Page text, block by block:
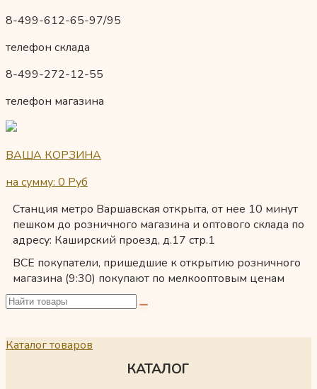
8-499-612-65-97/95
телефон склада
8-499-272-12-55
телефон магазина
ВАША КОРЗИНА
на сумму: 0 Руб
Станция метро Варшавская открыта, от нее 10 минут
пешком до розничного магазина и оптового склада по
адресу: Каширский проезд, д.17 стр.1
ВСЕ покупатели, пришедшие к открытию розничного
магазина (9:30) покупают по мелкооптовым ценам
Каталог товаров
КАТАЛОГ